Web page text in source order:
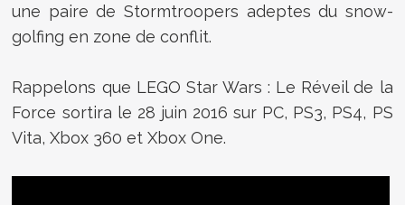
une paire de Stormtroopers adeptes du snow-
golfing en zone de conflit.
Rappelons que LEGO Star Wars : Le Réveil de la
Force sortira le 28 juin 2016 sur PC, PS3, PS4, PS
Vita, Xbox 360 et Xbox One.